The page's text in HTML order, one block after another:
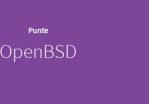
Punte
OpenBSD